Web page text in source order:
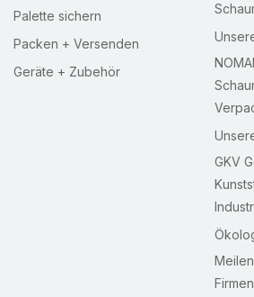
Palette sichern
Packen + Versenden
Geräte + Zubehör
GKV